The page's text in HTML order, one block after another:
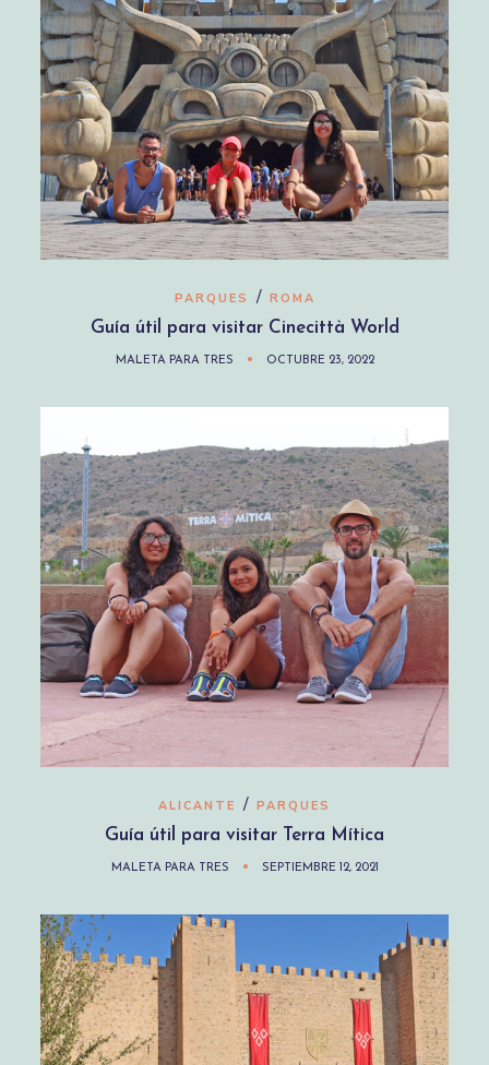
PARQUES / ROMA
Guía útil para visitar Cinecittà World
MALETA PARA TRES OCTUBRE 23, 2022
ALICANTE / PARQUES
Guía útil para visitar Terra Mítica
MALETA PARA TRES SEPTIEMBRE 12, 2021